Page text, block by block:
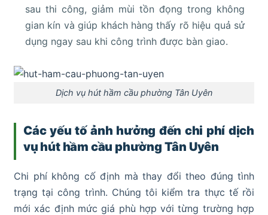
sau thi công, giảm mùi tồn đọng trong không
gian kín và giúp khách hàng thấy rõ hiệu quả sử
dụng ngay sau khi công trình được bàn giao.
Dịch vụ hút hầm cầu phường Tân Uyên
Các yếu tố ảnh hưởng đến chi phí dịch
vụ hút hầm cầu phường Tân Uyên
Chi phí không cố định mà thay đổi theo đúng tình
trạng tại công trình. Chúng tôi kiểm tra thực tế rồi
mới xác định mức giá phù hợp với từng trường hợp